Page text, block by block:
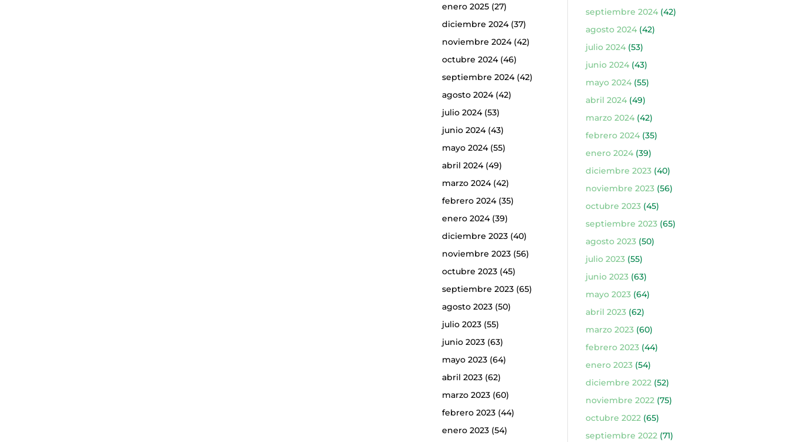
enero 2025 (27)
diciembre 2024(37)
noviembre 2024(42)
octubre 2024(46)
septiembre 2024(42)
agosto 2024(42)
julio 2024(53)
junio 2024(43)
mayo 2024(55)
abril 2024(49)
marzo 2024(42)
febrero 2024(35)
enero 2024(39)
diciembre 2023 (40)
noviembre 2023 (56)
octubre 2023 (45)
septiembre 2023 (65)
agosto 2023 (50)
julio 2023 (55)
junio 2023 (63)
mayo 2023 (64)
abril 2023 (62)
marzo 2023 (60)
febrero 2023 (44)
enero 2023 (54)
septiembre 2024(42)
agosto 2024(42)
julio 2024(53)
junio 2024(43)
mayo 2024(55)
abril 2024(49)
marzo 2024(42)
febrero 2024(35)
enero 2024(39)
diciembre 2023(40)
noviembre 2023(56)
octubre 2023(45)
septiembre 2023(65)
agosto 2023(50)
julio 2023(55)
junio 2023(63)
mayo 2023(64)
abril 2023(62)
marzo 2023(60)
febrero 2023(44)
enero 2023(54)
diciembre 2022(52)
noviembre 2022(75)
octubre 2022(65)
septiembre 2022(71)